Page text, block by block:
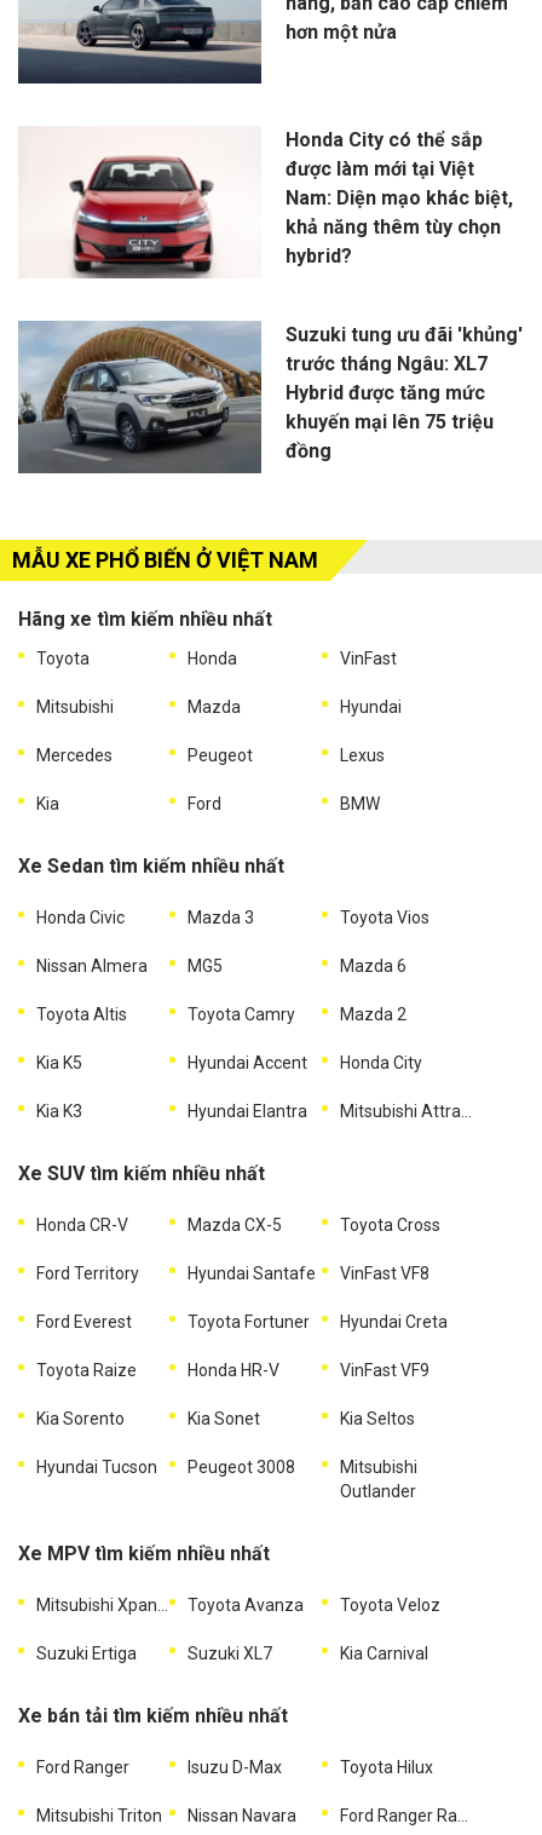
hơn một nửa
Honda City có thể sắp
được làm mới tại Việt
Nam: Diện mạo khác biệt,
khả năng thêm tùy chọn
hybrid?
Suzuki tung ưu đãi 'khủng'
trước tháng Ngâu: XL7
Hybrid được tăng mức
khuyến mại lên 75 triệu
đồng
MẪU XE PHỔ BIẾN Ở VIỆT NAM
Hãng xe tìm kiếm nhiều nhất
Toyota Honda VinFast
Mitsubishi Mazda Hyundai
Mercedes Peugeot Lexus
Kia Ford BMW
Xe Sedan tìm kiếm nhiều nhất
Honda Civic Mazda 3 Toyota Vios
Nissan Almera MG5 Mazda 6
Toyota Altis Toyota Camry Mazda 2
Kia K5 Hyundai Accent Honda City
Kia K3 Hyundai Elantra
Xe SUV tìm kiếm nhiều nhất
Honda CR-V Mazda CX-5 Toyota Cross
Ford Territory Hyundai Santafe VinFast VF8
Ford Everest Toyota Fortuner Hyundai Creta
Toyota Raize Honda HR-V VinFast VF9
Kia Sorento Kia Sonet Kia Seltos
Hyundai Tucson Peugeot 3008
Mitsubishi
Outlander
Xe MPV tìm kiếm nhiều nhất
Toyota Avanza Toyota Veloz
Suzuki Ertiga Suzuki XL7 Kia Carnival
Xe bán tải tìm kiếm nhiều nhất
Ford Ranger Isuzu D-Max Toyota Hilux
Mitsubishi Triton Nissan Navara